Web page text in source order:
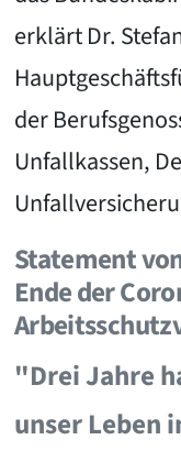
erklärt Dr.
der
Unfallkassen,
Statement
Ende der
"Drei Jahre
unser Leben